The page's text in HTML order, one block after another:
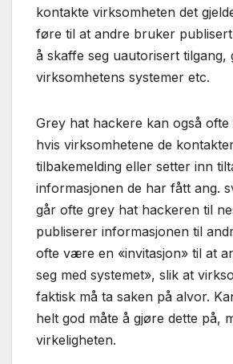
kontakte virksomheten det
føre til at andre bruker
å skaffe seg uautorisert tilgang,
virksomhetens systemer etc.
Grey hat hackere kan også
hvis virksomhetene de
tilbakemelding eller setter inn
informasjonen de har fått ang.
går ofte grey hat hackeren til
publiserer informasjonen til
ofte være en «invitasjon» til at
seg med systemet», slik at
faktisk må ta saken på alvor.
helt god måte å gjøre dette på,
virkeligheten.